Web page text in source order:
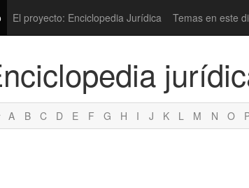
El proyecto: Enciclopedia Jurídica Temas en este
A B C D E F G H I J K L M N O